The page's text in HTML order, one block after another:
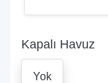
Kapalı Havuz
Yok